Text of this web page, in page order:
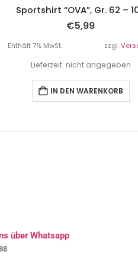
Sportshirt “OVA”, Gr. 62 –
€5,99
Enthält 7% MwSt. zzgl.
Lieferzeit: nicht angegeben
IN DEN WARENKORB
über Whatsapp